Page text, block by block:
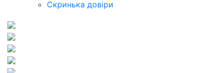
Скринька довіри